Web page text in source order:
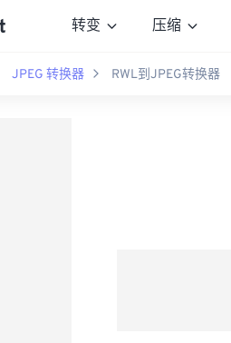
转变 压缩
JPEG 转换器 RWL到JPEG转换器